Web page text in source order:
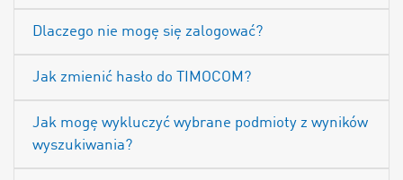
Dlaczego nie mogę się zalogować?
Jak zmienić hasło do TIMOCOM?
Jak mogę wykluczyć wybrane podmioty z wyników
wyszukiwania?